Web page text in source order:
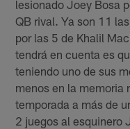
lesionado Joey Bosa
QB rival. Ya son 11
por las 5 de Khalil
tendrá en cuenta es
teniendo uno de sus
menos en la memoria
temporada a más de
2 juegos al esquinero